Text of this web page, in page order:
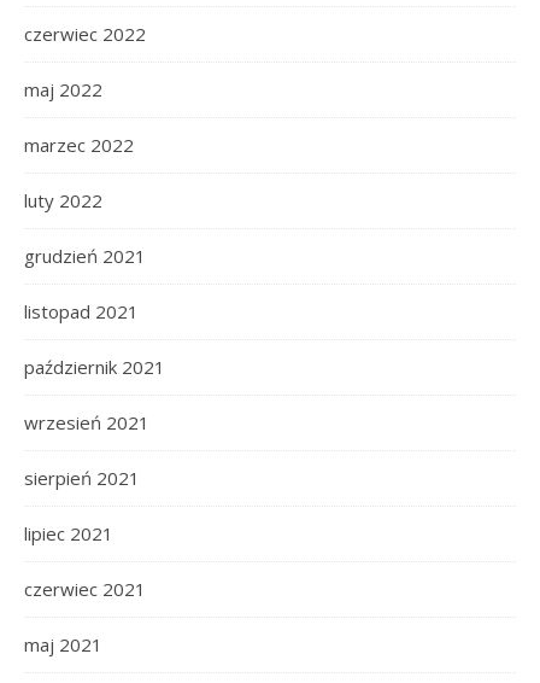
czerwiec 2022
maj 2022
marzec 2022
luty 2022
grudzień 2021
listopad 2021
październik 2021
wrzesień 2021
sierpień 2021
lipiec 2021
czerwiec 2021
maj 2021